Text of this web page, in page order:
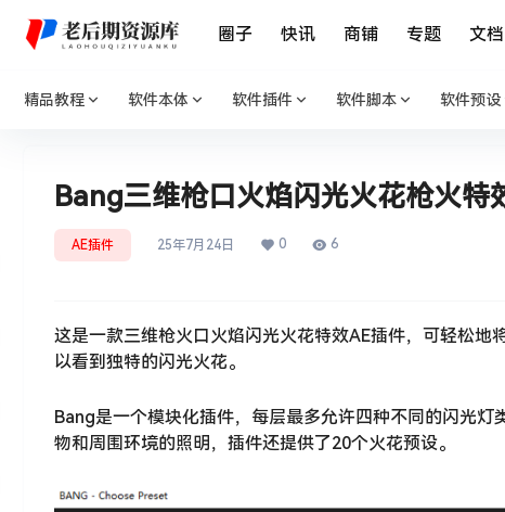
圈子 快讯 商铺 专题 文档
精品教程 软件本体 软件插件 软件脚本 软件预设
Bang三维枪口火焰闪光火花枪火特
AE插件 25年7月24日 0 6
这是一款三维枪火口火焰闪光火花特效AE插件，可轻松
以看到独特的闪光火花。
Bang是一个模块化插件，每层最多允许四种不同的闪光
物和周围环境的照明，插件还提供了20个火花预设。